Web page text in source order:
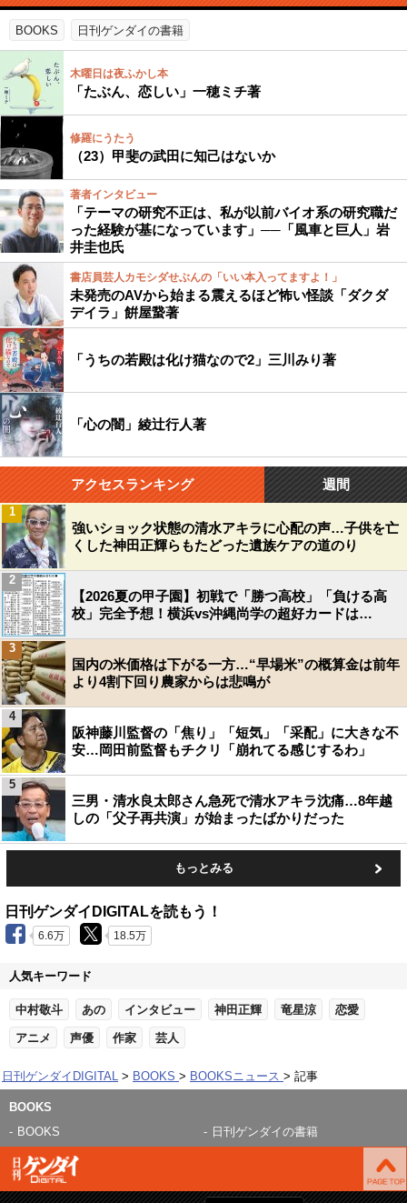
BOOKS 日刊ゲンダイの書籍
木曜日は夜ふかし本
「たぶん、恋しい」一穂ミチ著
修羅にうたう
（23）甲斐の武田に知己はないか
著者インタビュー
「テーマの研究不正は、私が以前バイオ系の研究職だ
った経験が基になっています」──「風車と巨人」岩
井圭也氏
書店員芸人カモシダせぶんの「いい本入ってますよ！」
未発売のAVから始まる震えるほど怖い怪談「ダクダ
デイラ」餠屋䖸著
「うちの若殿は化け猫なので2」三川みり著
「心の闇」綾辻行人著
アクセスランキング 週間
強いショック状態の清水アキラに心配の声…子供を亡
くした神田正輝らもたどった遺族ケアの道のり
1
【2026夏の甲子園】初戦で「勝つ高校」「負ける高
校」完全予想！横浜vs沖縄尚学の超好カードは…
2
国内の米価格は下がる一方…“早場米”の概算金は前年
より4割下回り農家からは悲鳴が
3
阪神藤川監督の「焦り」「短気」「采配」に大きな不
安…岡田前監督もチクリ「崩れてる感じするわ」
4
三男・清水良太郎さん急死で清水アキラ沈痛…8年越
しの「父子再共演」が始まったばかりだった
5
もっとみる
日刊ゲンダイDIGITALを読もう！
6.6万 18.5万
人気キーワード
中村敬斗 あの インタビュー 神田正輝 竜星涼 恋愛
アニメ 声優 作家 芸人
日刊ゲンダイDIGITAL BOOKS BOOKSニュース 記事
BOOKS
BOOKS
日刊ゲンダイの書籍